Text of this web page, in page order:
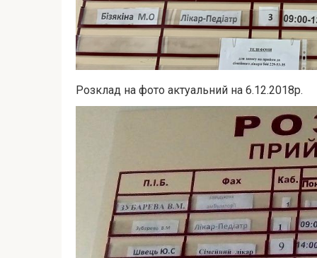
Розклад на фото актуальний на 6.12.2018р.